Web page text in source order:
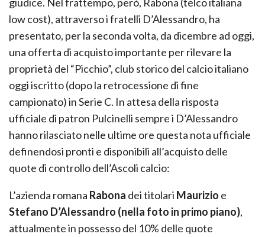
low cost), attraverso i fratelli D’Alessandro, ha
presentato, per la seconda volta, da dicembre ad oggi,
una offerta di acquisto importante per rilevare la
proprietà del “Picchio”, club storico del calcio italiano
oggi iscritto (dopo la retrocessione di fine
campionato) in Serie C. In attesa della risposta
ufficiale di patron Pulcinelli sempre i D’Alessandro
hanno rilasciato nelle ultime ore questa nota ufficiale
definendosi pronti e disponibili all’acquisto delle
quote di controllo dell’Ascoli calcio:
L’azienda romana Rabona dei titolari Maurizio e
Stefano D’Alessandro (nella foto in primo piano),
attualmente in possesso del 10% delle quote